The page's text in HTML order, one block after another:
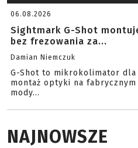
06.08.2026
Sightmark G-Shot
bez frezowania za...
Damian Niemczuk
G-Shot to mikrokolimator
montaż optyki na fabrycznym
mody...
NAJNOWSZE